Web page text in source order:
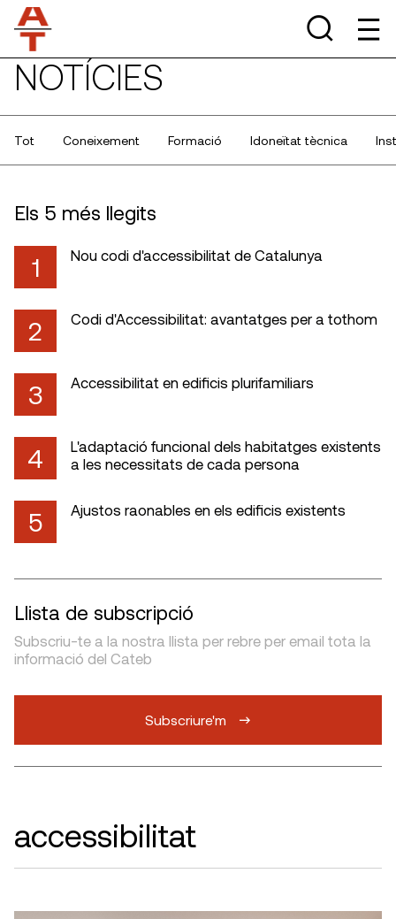
NOTÍCIES
Tot Coneixement Formació Idoneïtat tècnica
Els 5 més llegits
1 Nou codi d'accessibilitat de Catalunya
2 Codi d'Accessibilitat: avantatges per a tothom
3 Accessibilitat en edificis plurifamiliars
4
L'adaptació funcional dels habitatges existents
a les necessitats de cada persona
5 Ajustos raonables en els edificis existents
Llista de subscripció
Subscriu-te a la nostra llista per rebre per email tota la
informació del Cateb
Subscriure'm
accessibilitat